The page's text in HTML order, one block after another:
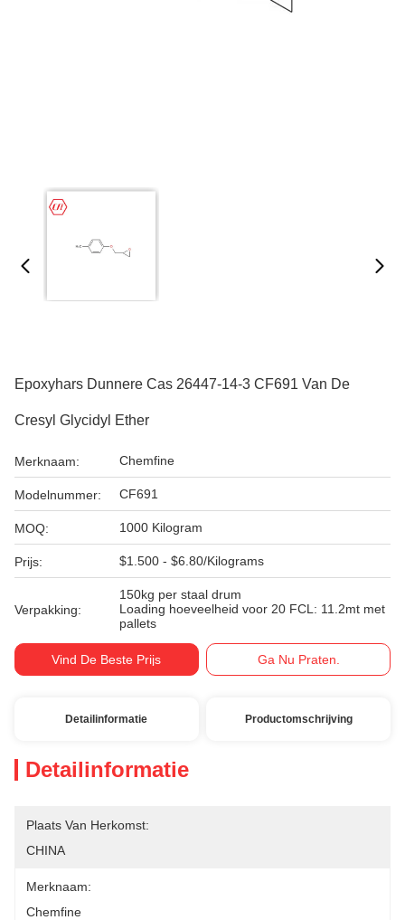
Epoxyhars Dunnere Cas 26447-14-3 CF691 Van De
Cresyl Glycidyl Ether
Merknaam: Chemfine
Modelnummer: CF691
MOQ: 1000 Kilogram
Prijs: $1.500 - $6.80/Kilograms
Verpakking:
150kg per staal drum
Loading hoeveelheid voor 20 FCL: 11.2mt met
pallets
Vind De Beste Prijs Ga Nu Praten.
Detailinformatie Productomschrijving
Detailinformatie
Plaats Van Herkomst:
CHINA
Merknaam:
Chemfine